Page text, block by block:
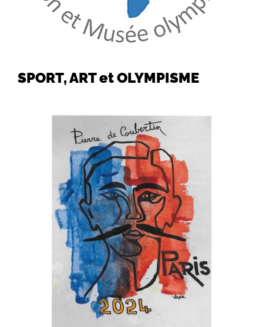
SPORT, ART et OLYMPISME